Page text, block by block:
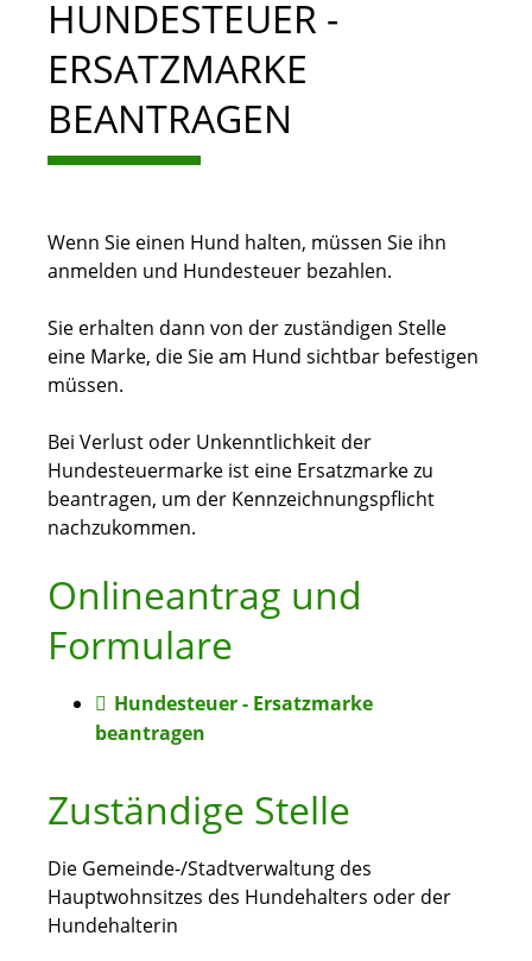
HUNDESTEUER -
ERSATZMARKE
BEANTRAGEN
Wenn Sie einen Hund halten, müssen Sie ihn
anmelden und Hundesteuer bezahlen.
Sie erhalten dann von der zuständigen Stelle
eine Marke, die Sie am Hund sichtbar befestigen
müssen.
Bei Verlust oder Unkenntlichkeit der
Hundesteuermarke ist eine Ersatzmarke zu
beantragen, um der Kennzeichnungspflicht
nachzukommen.
Onlineantrag und
Formulare
Hundesteuer - Ersatzmarke
beantragen
Zuständige Stelle
Die Gemeinde-/Stadtverwaltung des
Hauptwohnsitzes des Hundehalters oder der
Hundehalterin